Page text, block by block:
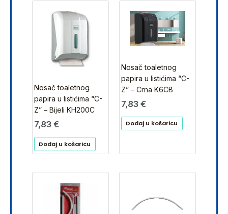
Nosač toaletnog
papira u listićima “C-
Z” – Bijeli KH200C
7,83 €
Dodaj u košaricu
Nosač toaletnog
papira u listićima “C-
Z” – Crna K6CB
7,83 €
Dodaj u košaricu